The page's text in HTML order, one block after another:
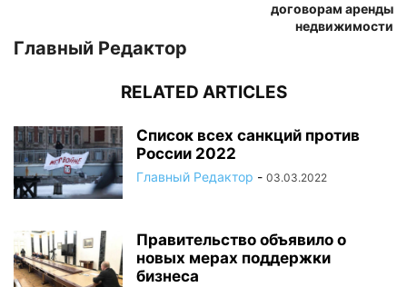
договорам аренды
недвижимости
Главный Редактор
RELATED ARTICLES
Список всех санкций против
России 2022
Главный Редактор - 03.03.2022
Правительство объявило о
новых мерах поддержки
бизнеса